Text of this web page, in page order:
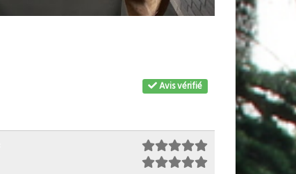
Avis vérifié